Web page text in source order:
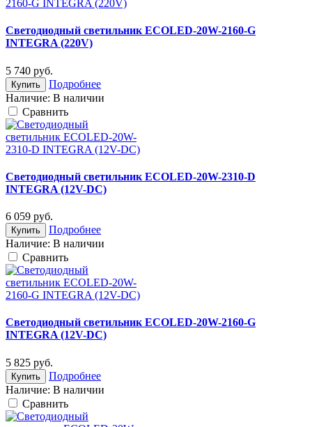
Светодиодный светильник ECOLED-20W-2160-G
INTEGRA (220V)
5 740 руб.
Купить
Подробнее
Наличие: В наличии
Cравнить
Светодиодный светильник ECOLED-20W-2310-D
INTEGRA (12V-DС)
6 059 руб.
Купить
Подробнее
Наличие: В наличии
Cравнить
Светодиодный светильник ECOLED-20W-2160-G
INTEGRA (12V-DС)
5 825 руб.
Купить
Подробнее
Наличие: В наличии
Cравнить